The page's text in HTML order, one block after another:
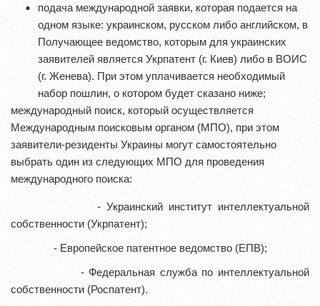
подача международной заявки, которая подается на
одном языке: украинском, русском либо английском, в
Получающее ведомство, которым для украинских
заявителей является Укрпатент (г. Киев) либо в ВОИС
(г. Женева). При этом уплачивается необходимый
набор пошлин, о котором будет сказано ниже;
международный поиск, который осуществляется
Международным поисковым органом (МПО), при этом
заявители-резиденты Украины могут самостоятельно
выбрать один из следующих МПО для проведения
международного поиска:
- Украинский институт интеллектуальной
собственности (Укрпатент);
- Европейское патентное ведомство (ЕПВ);
- Федеральная служба по интеллектуальной
собственности (Роспатент).